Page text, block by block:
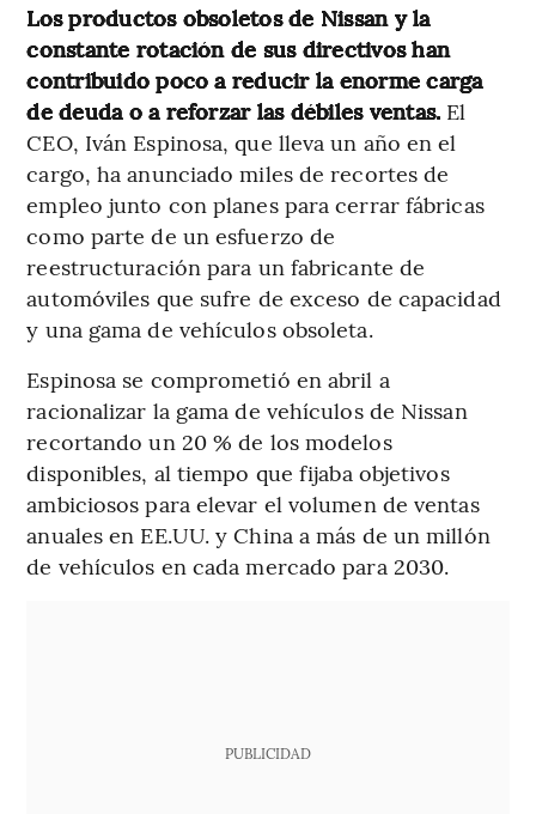
Los productos obsoletos de Nissan y la
constante rotación de sus directivos han
contribuido poco a reducir la enorme carga
de deuda o a reforzar las débiles ventas. El
CEO, Iván Espinosa, que lleva un año en el
cargo, ha anunciado miles de recortes de
empleo junto con planes para cerrar fábricas
como parte de un esfuerzo de
reestructuración para un fabricante de
automóviles que sufre de exceso de capacidad
y una gama de vehículos obsoleta.
Espinosa se comprometió en abril a
racionalizar la gama de vehículos de Nissan
recortando un 20 % de los modelos
disponibles, al tiempo que fijaba objetivos
ambiciosos para elevar el volumen de ventas
anuales en EE.UU. y China a más de un millón
de vehículos en cada mercado para 2030.
PUBLICIDAD